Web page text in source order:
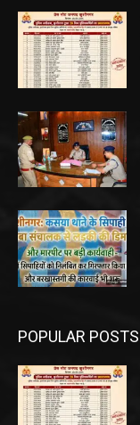
POPULAR POSTS